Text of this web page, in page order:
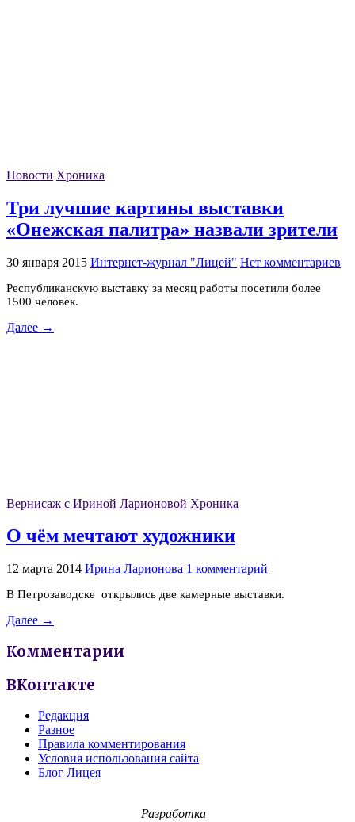
Новости Хроника
Три лучшие картины выставки
«Онежская палитра» назвали зрители
30 января 2015 Интернет-журнал "Лицей" Нет комментариев
Республиканскую выставку за месяц работы посетили более
1500 человек.
Далее →
Вернисаж с Ириной Ларионовой Хроника
О чём мечтают художники
12 марта 2014 Ирина Ларионова 1 комментарий
В Петрозаводске открылись две камерные выставки.
Далее →
Комментарии
ВКонтакте
Редакция
Разное
Правила комментирования
Условия использования сайта
Блог Лицея
Разработка